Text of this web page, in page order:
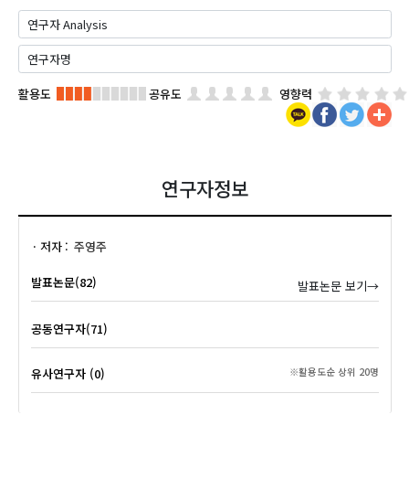
활용도 공유도 영향력
연구자정보
저자 주영주
발표논문(82) 발표논문 보기→
공동연구자(71)
유사연구자 (0) ※활용도순 상위 20명